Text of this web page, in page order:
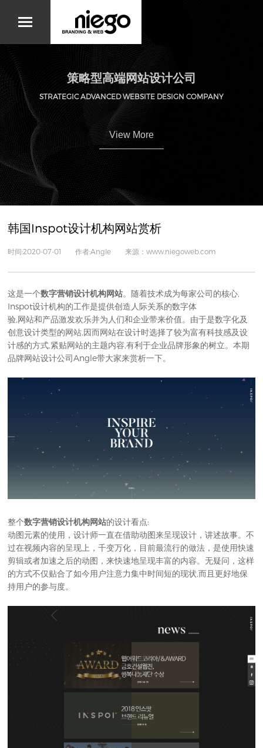
策略型高端网站设计公司
STRATEGIC ADVANCED WEBSITE DESIGN COMPANY
View More
韩国Inspot设计机构网站赏析
时间:2020-07-01 作者:Angle 来源：www.niegoweb.com
这是一个数字营销设计机构网站。随着技术成为每家公司的核心,
Inspot设计机构的工作是提供创造人际关系的数字体
验,网站和产品激发欢乐并为人们和企业带来价值。由于是数字化及
创意设计类型的网站,因而网站在设计时选择了较为富有科技感及设
计感的方式,紧贴网站的主题内容,有利于企业品牌形象的树立。本期
品牌网站设计公司Angle带大家来赏析一下。
整个数字营销设计机构网站的设计看点:
动图元素的使用，设计师一直在借助动图来呈现设计，讲述故事。不
过在视频内容的呈现上，千变万化，目前最流行的做法，是使用快速
剪辑或者加速之后的动图，来快速地呈现丰富的内容。无疑问，这样
的方式不仅贴合了如今用户注意力集中时间短的现状,而且更好地保
持用户的参与度。